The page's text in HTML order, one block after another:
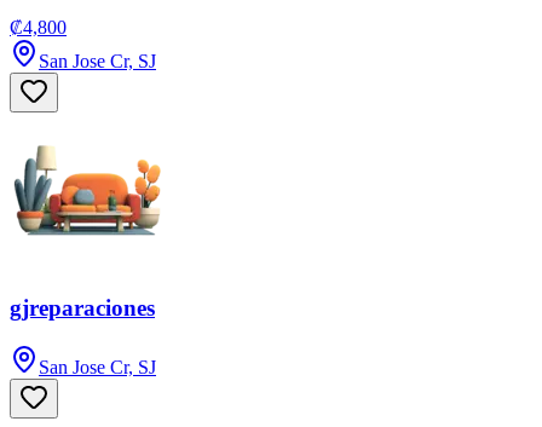
₡4,800
San Jose Cr, SJ
gjreparaciones
San Jose Cr, SJ